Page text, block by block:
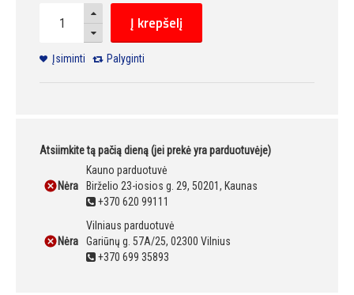
Į krepšelį
Įsiminti Palyginti
Atsiimkite tą pačią dieną (jei prekė yra parduotuvėje)
Nėra
Kauno parduotuvė
Birželio 23-iosios g. 29, 50201, Kaunas
+370 620 99111
Nėra
Vilniaus parduotuvė
Gariūnų g. 57A/25, 02300 Vilnius
+370 699 35893